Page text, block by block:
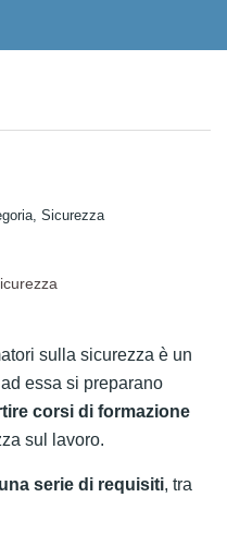
Sicurezza
sulla sicurezza è un
essa si preparano
corsi di formazione
sul lavoro.
una serie di requisiti, tra